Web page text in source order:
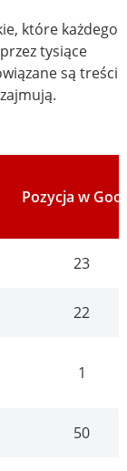
które każdego
tysiące
są treści
Pozycja w
23
22
1
50